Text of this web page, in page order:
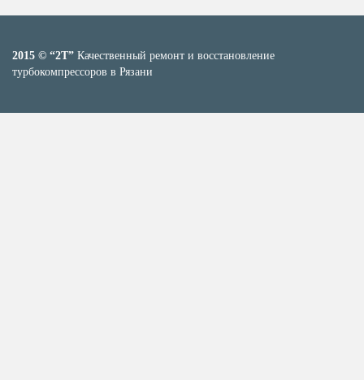
2015 © “2T” Качественный ремонт и восстановление
турбокомпрессоров в Рязани